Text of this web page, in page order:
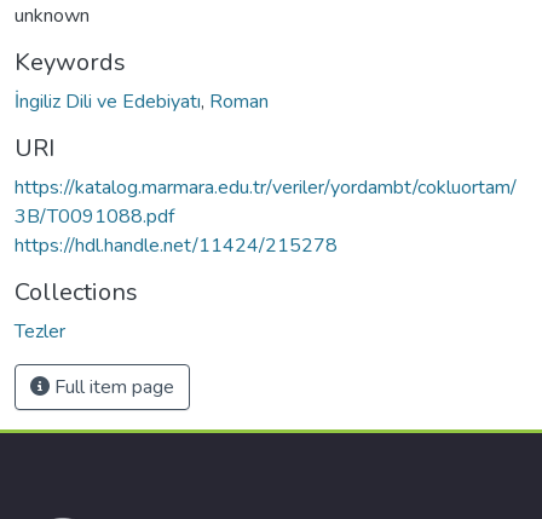
unknown
Keywords
İngiliz Dili ve Edebiyatı, Roman
URI
https://katalog.marmara.edu.tr/veriler/yordambt/cokluortam/
3B/T0091088.pdf
https://hdl.handle.net/11424/215278
Collections
Tezler
Full item page